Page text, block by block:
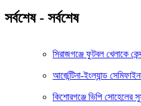
সর্বশেষ - সর্বশেষ
সিরাজগঞ্জে ফুটবল খেলাকে
আর্জেন্টিনা-ইংল্যান্ড
কিশোরগঞ্জে ভিপি সোহেলের